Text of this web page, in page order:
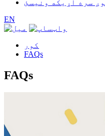
سره اړیکه ونیسئ
EN
کور
FAQs
FAQs